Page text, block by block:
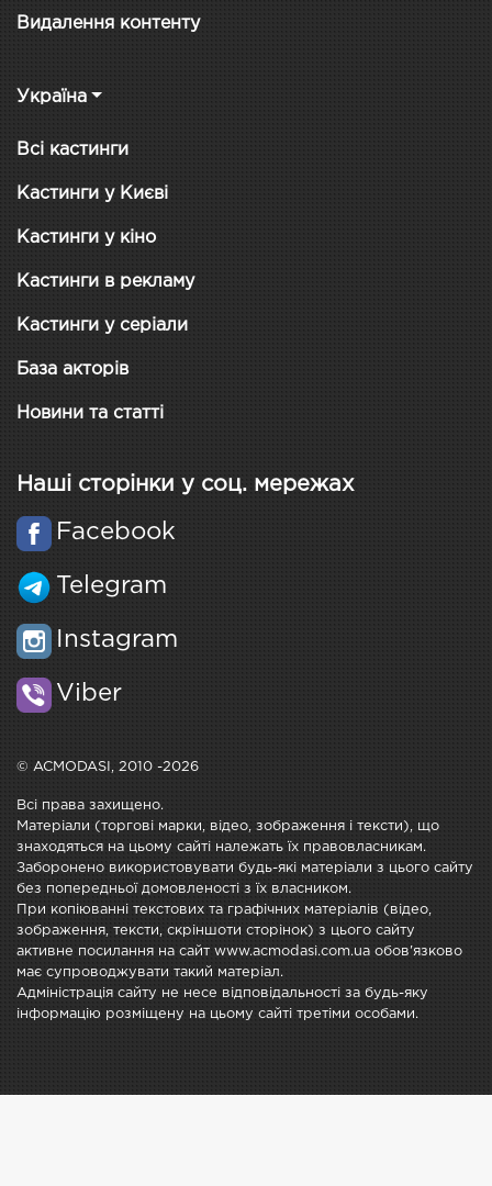
Видалення контенту
Україна
Всі кастинги
Кастинги у Києві
Кастинги у кіно
Кастинги в рекламу
Кастинги у серіали
База акторів
Новини та статті
Наші сторінки у соц. мережах
Facebook
Telegram
Instagram
Viber
© ACMODASI, 2010 -2026
Всі права захищено.
Матеріали (торгові марки, відео, зображення і тексти), що
знаходяться на цьому сайті належать їх правовласникам.
Заборонено використовувати будь-які матеріали з цього сайту
без попередньої домовленості з їх власником.
При копіюванні текстових та графічних матеріалів (відео,
зображення, тексти, скріншоти сторінок) з цього сайту
активне посилання на сайт www.acmodasi.com.ua обов'язково
має супроводжувати такий матеріал.
Адміністрація сайту не несе відповідальності за будь-яку
інформацію розміщену на цьому сайті третіми особами.